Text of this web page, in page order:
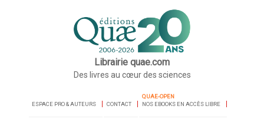
Librairie quae.com
Des livres au cœur des sciences
ESPACE PRO & AUTEURS CONTACT
QUAE-OPEN
NOS EBOOKS EN ACCÈS LIBRE